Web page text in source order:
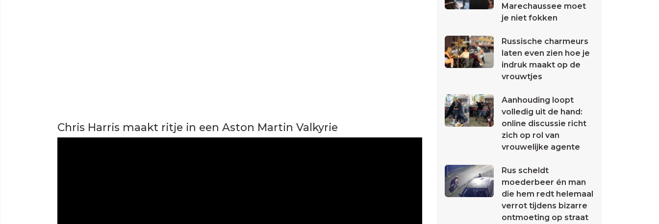
Chris Harris maakt ritje in een Aston Martin Valkyrie
Marechaussee moet
je niet fokken
Russische charmeurs
laten even zien hoe je
indruk maakt op de
vrouwtjes
Aanhouding loopt
volledig uit de hand:
online discussie richt
zich op rol van
vrouwelijke agente
Rus scheldt
moederbeer én man
die hem redt helemaal
verrot tijdens bizarre
ontmoeting op straat